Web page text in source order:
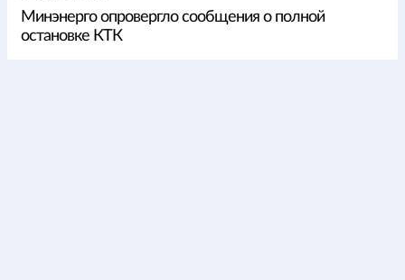
Минэнерго опровергло сообщения о полной
остановке КТК